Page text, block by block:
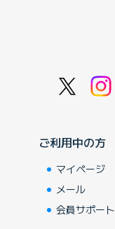
ご利用中の方
マイページ
メール
会員サポート